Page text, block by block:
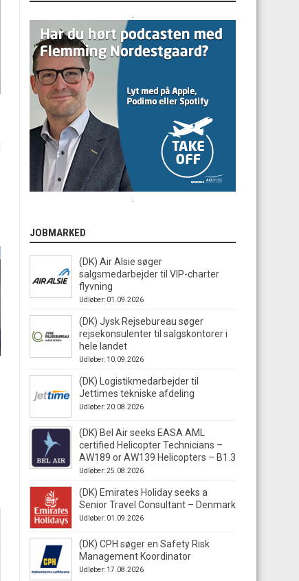
JOBMARKED
(DK) Air Alsie søger
salgsmedarbejder til VIP-charter
flyvning
Udløber: 01.09.2026
(DK) Jysk Rejsebureau søger
rejsekonsulenter til salgskontorer i
hele landet
Udløber: 10.09.2026
(DK) Logistikmedarbejder til
Jettimes tekniske afdeling
Udløber: 20.08.2026
(DK) Bel Air seeks EASA AML
certified Helicopter Technicians –
AW189 or AW139 Helicopters – B1.3
Udløber: 25.08.2026
(DK) Emirates Holiday seeks a
Senior Travel Consultant – Denmark
Udløber: 01.09.2026
(DK) CPH søger en Safety Risk
Management Koordinator
Udløber: 17.08.2026